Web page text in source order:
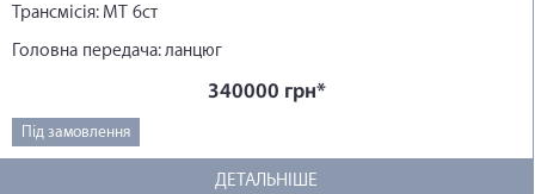
Трансмісія: МТ 6ст
Головна передача: ланцюг
340000 грн*
Під замовлення
ДЕТАЛЬНІШЕ